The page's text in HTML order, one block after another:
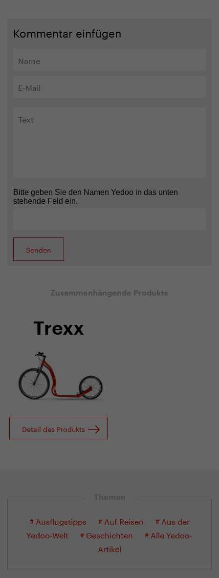
Kommentar einfügen
Bitte geben Sie den Namen Yedoo in das unten
stehende Feld ein.
Zusammenhängende Produkte
Trexx
Detail des Produkts
Themen
# Ausflugstipps # Auf Reisen
# Aus der
Yedoo-Welt
# Geschichten
# Alle Yedoo-
Artikel